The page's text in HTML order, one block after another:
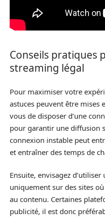
Conseils pratiques
streaming légal
Pour maximiser votre
astuces peuvent être mises
vous de disposer d’une
pour garantir une diffusion
connexion instable peut
et entraîner des temps de
Ensuite, envisagez
uniquement sur des sites
au contenu. Certaines
publicité, il est donc